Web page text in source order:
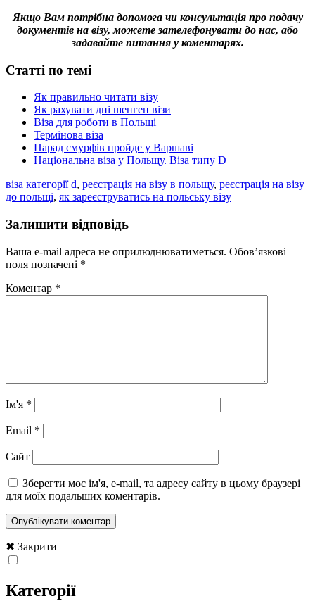
Якщо Вам потрібна допомога чи консультація про подачу
документів на візу, можете зателефонувати до нас, або
задавайте питання у коментарях.
Статті по темі
Як правильно читати візу
Як рахувати дні шенген візи
Віза для роботи в Польщі
Термінова віза
Парад смурфів пройде у Варшаві
Національна віза у Польщу. Віза типу D
віза категорії d, реєстрація на візу в польщу, реєстрація на візу
до польщі, як зареєструватись на польську візу
Залишити відповідь
Ваша e-mail адреса не оприлюднюватиметься. Обов’язкові
поля позначені *
Коментар *
Ім'я *
Email *
Сайт
Зберегти моє ім'я, e-mail, та адресу сайту в цьому браузері
для моїх подальших коментарів.
✖ Закрити
Категорії